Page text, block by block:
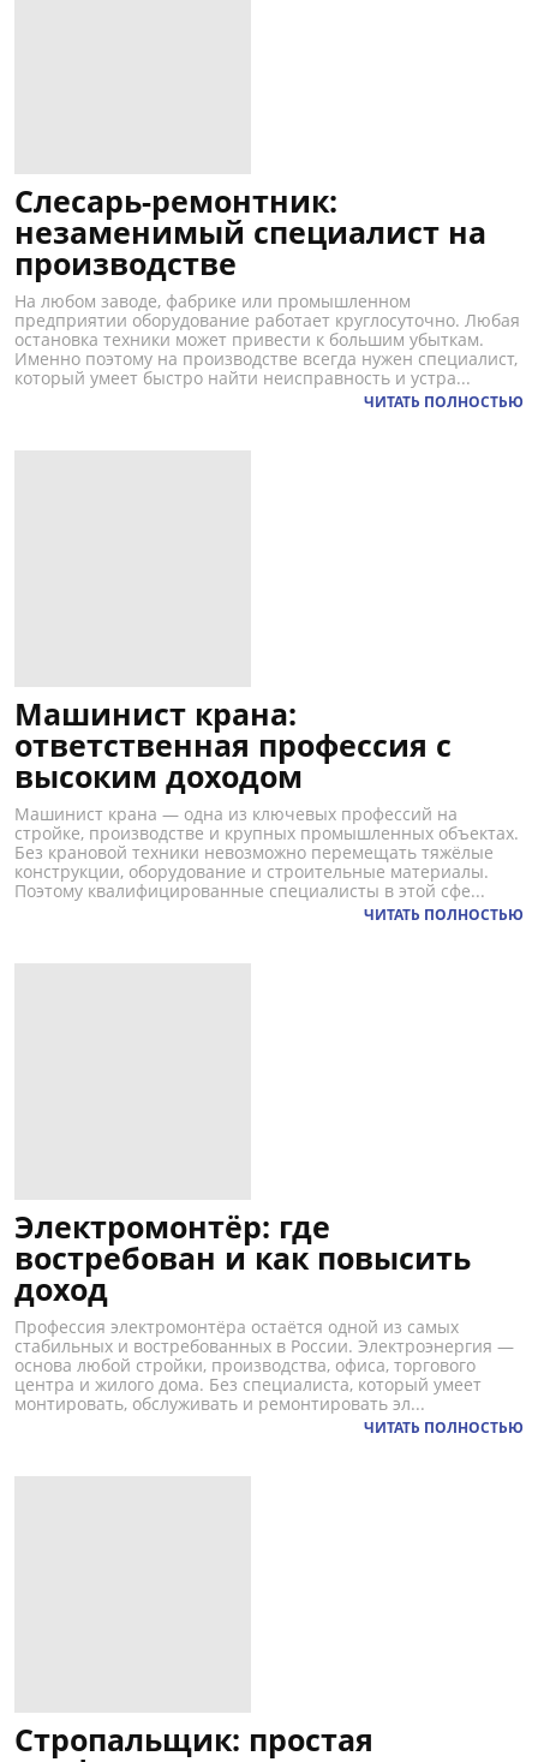
Слесарь-ремонтник:
незаменимый специалист на
производстве
На любом заводе, фабрике или промышленном
предприятии оборудование работает круглосуточно. Любая
остановка техники может привести к большим убыткам.
Именно поэтому на производстве всегда нужен специалист,
который умеет быстро найти неисправность и устра...
ЧИТАТЬ ПОЛНОСТЬЮ
Машинист крана:
ответственная профессия с
высоким доходом
Машинист крана — одна из ключевых профессий на
стройке, производстве и крупных промышленных объектах.
Без крановой техники невозможно перемещать тяжёлые
конструкции, оборудование и строительные материалы.
Поэтому квалифицированные специалисты в этой сфе...
ЧИТАТЬ ПОЛНОСТЬЮ
Электромонтёр: где
востребован и как повысить
доход
Профессия электромонтёра остаётся одной из самых
стабильных и востребованных в России. Электроэнергия —
основа любой стройки, производства, офиса, торгового
центра и жилого дома. Без специалиста, который умеет
монтировать, обслуживать и ремонтировать эл...
ЧИТАТЬ ПОЛНОСТЬЮ
Стропальщик: простая